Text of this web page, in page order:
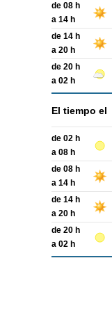
de 08 h
a 14 h
de 14 h
a 20 h
de 20 h
a 02 h
El tiempo el
de 02 h
a 08 h
de 08 h
a 14 h
de 14 h
a 20 h
de 20 h
a 02 h